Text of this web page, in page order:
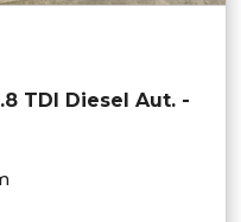
TDI Diesel Aut. -